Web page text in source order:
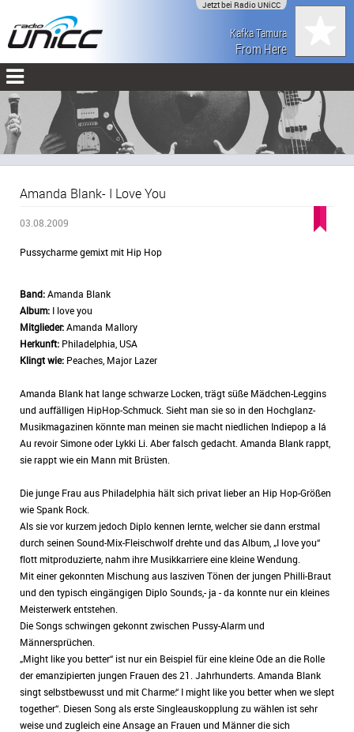
Jetzt bei Radio UNiCC
Kafka Tamura
From Here
Amanda Blank- I Love You
03.08.2009
Pussycharme gemixt mit Hip Hop
Band:Amanda Blank
Album: I love you
Mitglieder:Amanda Mallory
Herkunft: Philadelphia, USA
Klingt wie: Peaches, Major Lazer
Amanda Blank hat lange schwarze Locken, trägt süße Mädchen-Leggins
und auffälligen HipHop-Schmuck. Sieht man sie so in den Hochglanz-
Musikmagazinen könnte man meinen sie macht niedlichen Indiepop a lá
Au revoir Simone oder Lykki Li. Aber falsch gedacht. Amanda Blank rappt,
sie rappt wie ein Mann mit Brüsten.
Die junge Frau aus Philadelphia hält sich privat lieber an Hip Hop-Größen
wie Spank Rock.
Als sie vor kurzem jedoch Diplo kennen lernte, welcher sie dann erstmal
durch seinen Sound-Mix-Fleischwolf drehte und das Album, „I love you“
flott mitproduzierte, nahm ihre Musikkarriere eine kleine Wendung.
Mit einer gekonnten Mischung aus lasziven Tönen der jungen Philli-Braut
und den typisch eingängigen Diplo Sounds,- ja - da konnte nur ein kleines
Meisterwerk entstehen.
Die Songs schwingen gekonnt zwischen Pussy-Alarm und
Männersprüchen.
„Might like you better“ ist nur ein Beispiel für eine kleine Ode an die Rolle
der emanzipierten jungen Frauen des 21. Jahrhunderts. Amanda Blank
singt selbstbewusst und mit Charme:“ I might like you better when we slept
together“. Diesen Song als erste Singleauskopplung zu wählen ist sehr
weise und zugleich eine Ansage an Frauen und Männer die sich